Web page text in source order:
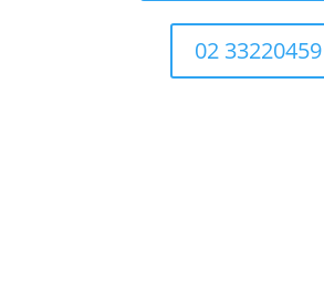
02 33220459